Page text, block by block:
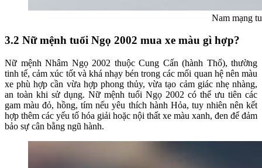
Nam mạng
3.2 Nữ mệnh tuổi Ngọ 2002 mua xe màu gì hợp?
Nữ mệnh Nhâm Ngọ 2002 thuộc Cung Cấn (hành Thổ), thường
tinh tế, cảm xúc tốt và khá nhạy bén trong các mối quan hệ nên màu
xe phù hợp cần vừa hợp phong thủy, vừa tạo cảm giác nhẹ nhàng,
an toàn khi sử dụng. Nữ mệnh tuổi Ngọ 2002 có thể ưu tiên các
gam màu đỏ, hồng, tím nếu yêu thích hành Hỏa, tuy nhiên nên kết
hợp thêm các yếu tố hóa giải hoặc nội thất xe màu xanh, đen để đảm
bảo sự cân bằng ngũ hành.